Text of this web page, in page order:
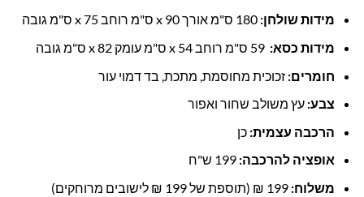
מידות שולחן: 180 ס"מ אורך x 90 ס"מ רוחב x 75 ס"מ גובה
מידות כסא:
חומרים: זכוכית מחוסמת, מתכת, בד דמוי עור
צבע: עץ משולב שחור ואפור
הרכבה עצמית: כן
אופציה להרכבה:
משלוח: